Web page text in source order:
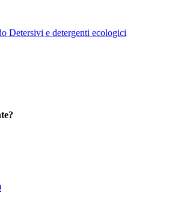
Detersivi e detergenti ecologici